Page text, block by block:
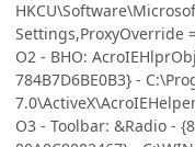
Settings,ProxyOverride
O2 - BHO:
784B7D6BE0B3} -
O3 - Toolbar: &Radio -